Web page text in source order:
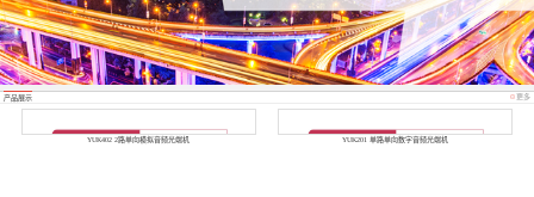
产品展示 更多
YUK402 2路单向模拟音频光端机 YUK201 单路单向数字音频光端机